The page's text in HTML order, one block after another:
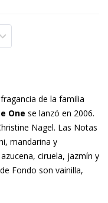
de la familia
One se lanzó en 2006.
Nagel. Las Notas
mandarina y
ciruela, jazmín y
Fondo son vainilla,